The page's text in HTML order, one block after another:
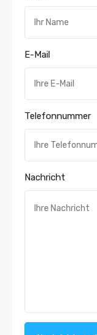
E-Mail
Telefonnummer
Nachricht